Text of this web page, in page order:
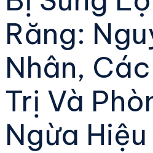
Răng:
Nhân,
Trị Và
Ngừa